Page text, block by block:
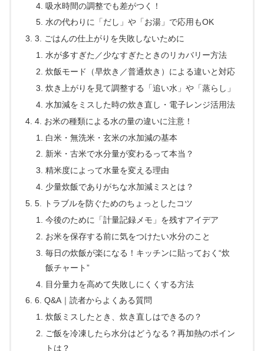
吸水時間の調整でも差がつく！
水の代わりに「だし」や「お湯」で応用もOK
3. ごはんの仕上がりを失敗しないために
水が多すぎた／少なすぎたときのリカバリー方法
炊飯モード（早炊き／普通炊き）による違いと対応
炊き上がりを見て調整する「追い水」や「蒸らし」
水加減をミスした時の炊き直し・電子レンジ活用法
4. お米の種類による水の量の違いに注意！
白米・無洗米・玄米の水加減の基本
新米・古米で水分量が変わるって本当？
精米度によって水量を変える理由
少量炊飯でありがちな水加減ミスとは？
5. トラブルを防ぐためのちょっとしたコツ
今後のために「計量記録メモ」を残すアイデア
お米を保存する前に気をつけたい水分のこと
毎日の炊飯が楽になる！キッチンに貼っておく“炊
飯チャート”
目分量力を高めて失敗しにくくする方法
6. Q&A｜読者からよくある質問
炊飯ミスしたとき、炊き直しはできるの？
ご飯を冷凍したら水分はどうなる？再加熱のポイン
トは？